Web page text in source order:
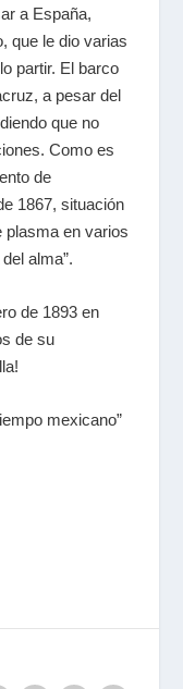
a España,
que le dio varias
partir. El barco
a pesar del
que no
Como es
de
1867, situación
plasma en varios
alma”.
de 1893 en
de su
mexicano”